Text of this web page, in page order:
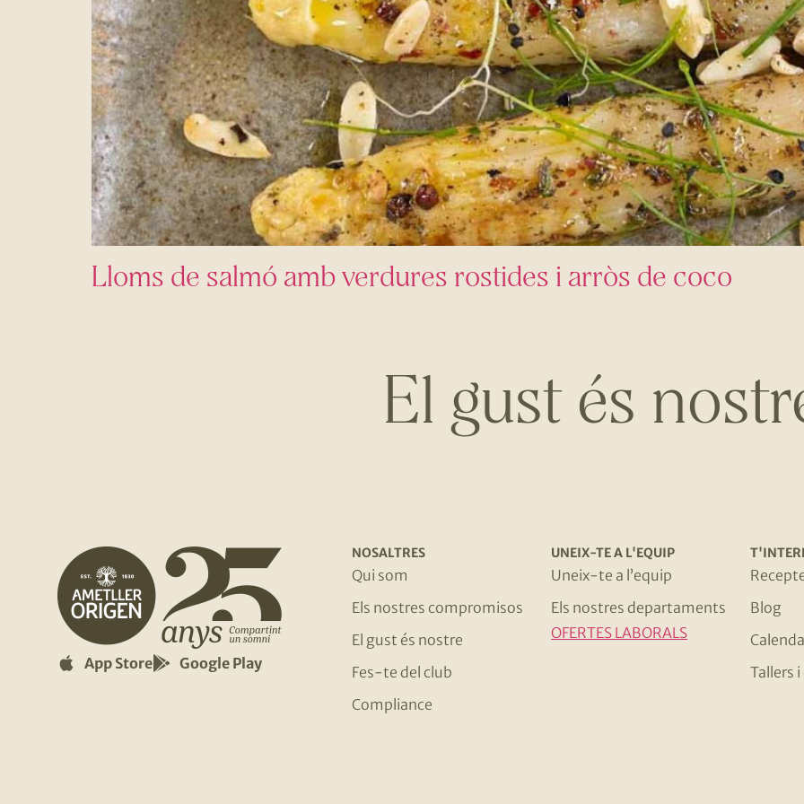
Lloms de salmó amb verdures rostides i arròs de coco
El gust és
App Store Google Play
NOSALTRES
Qui som
Els nostres compromisos
El gust és nostre
Fes-te del club
Compliance
UNEIX-TE A L'EQUIP
Uneix-te a l’equip
Els nostres departaments
OFERTES LABORALS
Blog
Tallers